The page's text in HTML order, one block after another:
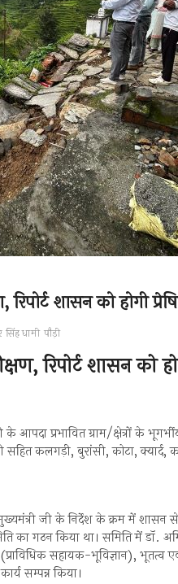
रिपोर्ट शासन को होगी
सिंह धामी पौड़ी
रिपोर्ट शासन को
आपदा प्रभावित ग्राम/क्षेत्रों के
कलगड़ी, बुरांसी, कोटा, क्यार्द,
जी के निर्देश के क्रम में
का गठन किया था। समिति में डॉ.
सहायक-भूविज्ञान), भूतत्व
सम्पन्न किया।